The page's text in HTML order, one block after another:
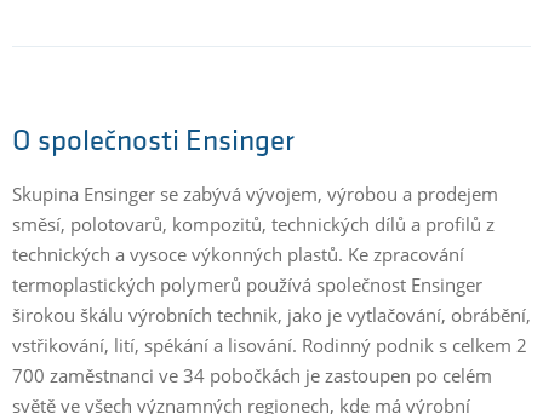
O společnosti Ensinger
Skupina Ensinger se zabývá vývojem, výrobou a prodejem
směsí, polotovarů, kompozitů, technických dílů a profilů z
technických a vysoce výkonných plastů. Ke zpracování
termoplastických polymerů používá společnost Ensinger
širokou škálu výrobních technik, jako je vytlačování, obrábění,
vstřikování, lití, spékání a lisování. Rodinný podnik s celkem 2
700 zaměstnanci ve 34 pobočkách je zastoupen po celém
světě ve všech významných regionech, kde má výrobní